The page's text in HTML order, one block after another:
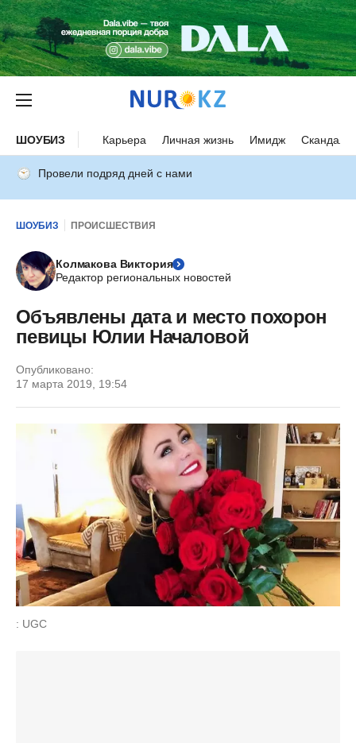
ШОУБИЗ Карьера Личная жизнь Имидж Скандалы
Провели подряд дней с нами
ШОУБИЗ ПРОИСШЕСТВИЯ
Колмакова Виктория
Редактор региональных новостей
Объявлены дата и место похорон
певицы Юлии Началовой
Опубликовано:
17 марта 2019, 19:54
: UGC